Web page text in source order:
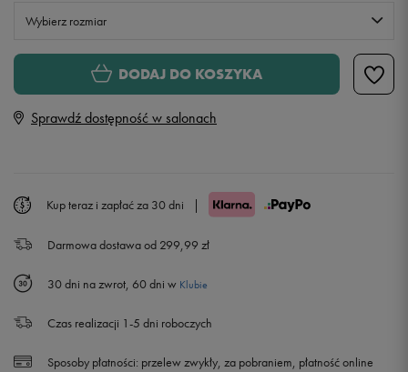
Wybierz rozmiar
M
XL Powiadom o dostępności
Powiadom o dostępności
DODAJ DO KOSZYKA
Sprawdź dostępność w salonach
Kup teraz i zapłać za 30 dni |
Darmowa dostawa od 299,99 zł
30 dni na zwrot, 60 dni w Klubie
Czas realizacji 1-5 dni roboczych
Sposoby płatności: przelew zwykły, za pobraniem, płatność online